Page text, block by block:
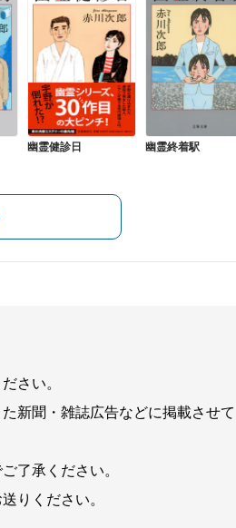
幽霊健診日 幽霊終着駅
さい。
新聞・雑誌広告などに掲載させて
了承ください。
りください。